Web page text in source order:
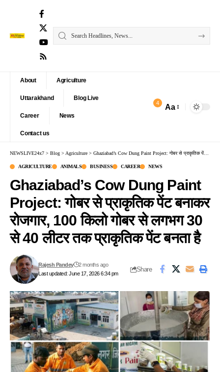
About Agriculture
Uttarakhand Blog Live
Career News
Contact us
4 Aa
NEWSLIVE24x7 > Blog > Agriculture > Ghaziabad’s Cow Dung Paint Project: गोबर से प्राकृतिक पेंट बनाकर रोजगार, 100 किलो गोबर से लगभग 30 से 40 लीटर तक प्राकृतिक पेंट बनता है
AGRICULTURE ANIMALS BUSINESS CAREER NEWS
Ghaziabad’s Cow Dung Paint
Project: गोबर से प्राकृतिक पेंट बनाकर
रोजगार, 100 किलो गोबर से लगभग 30
से 40 लीटर तक प्राकृतिक पेंट बनता है
Last updated: June 17, 2026 6:34 pm
Rajesh Pandey 2 months ago
Share